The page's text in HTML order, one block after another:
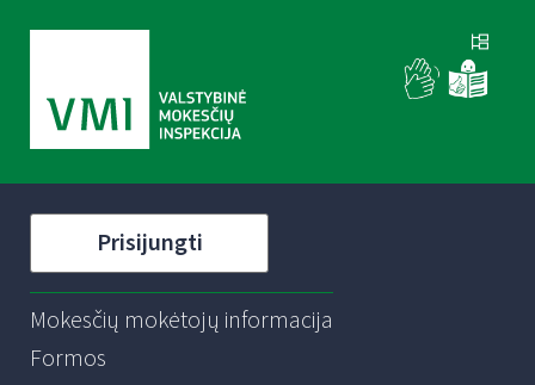
Prisijungti
Mokesčių mokėtojų informacija
Formos